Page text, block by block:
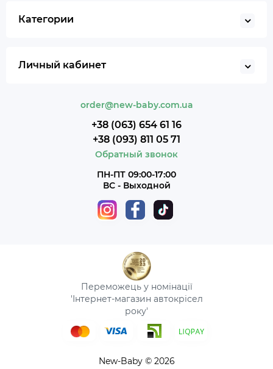
Категории
Личный кабинет
order@new-baby.com.ua
+38 (063) 654 61 16
+38 (093) 811 05 71
Обратный звонок
ПН-ПТ 09:00-17:00
ВС - Выходной
New-Baby © 2026
Переможець у номінації
'Інтернет-магазин автокрісел
року'